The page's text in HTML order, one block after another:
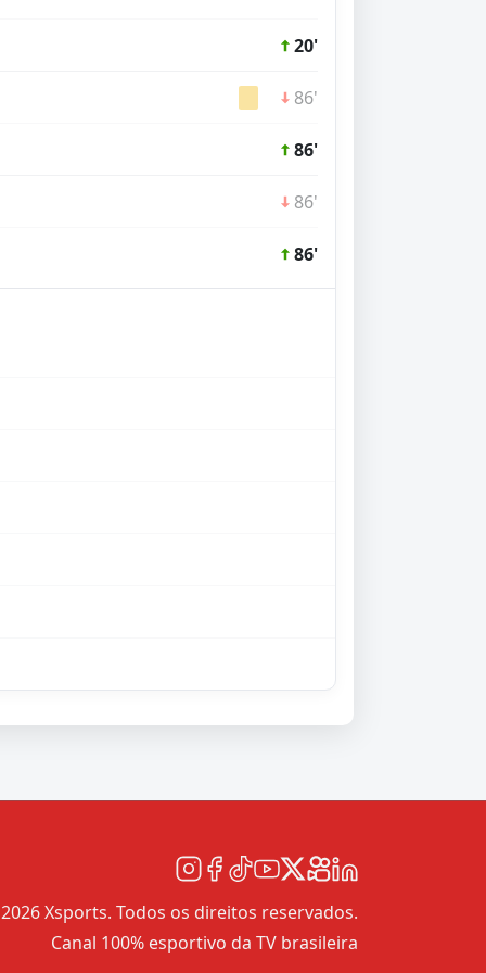
20'
86'
86'
86'
86'
Xsports. Todos os direitos reservados.
Canal 100% esportivo da TV brasileira